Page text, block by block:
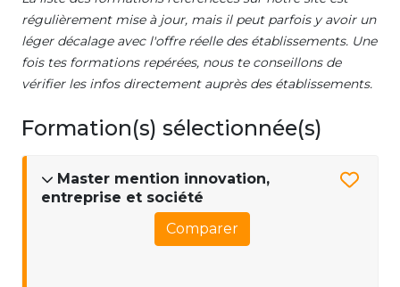
régulièrement mise à jour, mais il peut parfois y avoir un
léger décalage avec l'offre réelle des établissements. Une
fois tes formations repérées, nous te conseillons de
vérifier les infos directement auprès des établissements.
Formation(s) sélectionnée(s)
Master mention innovation,
entreprise et société
Comparer